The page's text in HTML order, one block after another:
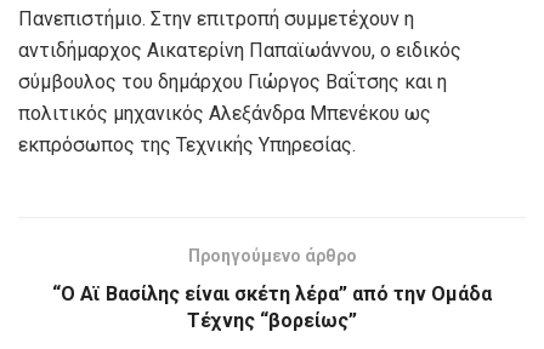
Πανεπιστήμιο. Στην επιτροπή συμμετέχουν η
αντιδήμαρχος Αικατερίνη Παπαϊωάννου, ο ειδικός
σύμβουλος του δημάρχου Γιώργος Βαΐτσης και η
πολιτικός μηχανικός Αλεξάνδρα Μπενέκου ως
εκπρόσωπος της Τεχνικής Υπηρεσίας.
Προηγούμενο άρθρο
“Ο Αϊ Βασίλης είναι σκέτη λέρα” από την Ομάδα
Τέχνης “βορείως”